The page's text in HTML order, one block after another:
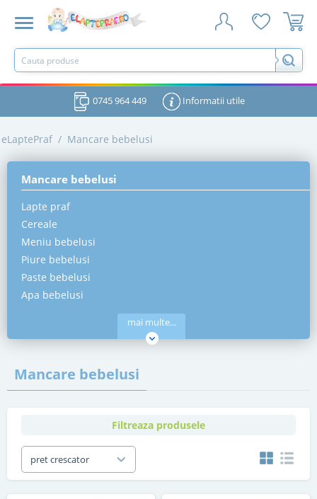
0745 964 449 Informatii utile
eLaptePraf / Mancare bebelusi
Mancare bebelusi
Lapte praf
Cereale
Meniu bebelusi
Piure bebelusi
Paste bebelusi
Apa bebelusi
mai multe...
Mancare bebelusi
Filtreaza produsele
pret crescator